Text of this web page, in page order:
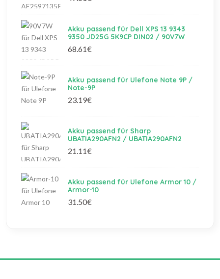
Akku passend für Dell XPS 13 9343
9350 JD25G 5K9CP DIN02 / 90V7W
68.61€
Akku passend für Ulefone Note 9P /
Note-9P
23.19€
Akku passend für Sharp
UBATIA290AFN2 / UBATIA290AFN2
21.11€
Akku passend für Ulefone Armor 10 /
Armor-10
31.50€